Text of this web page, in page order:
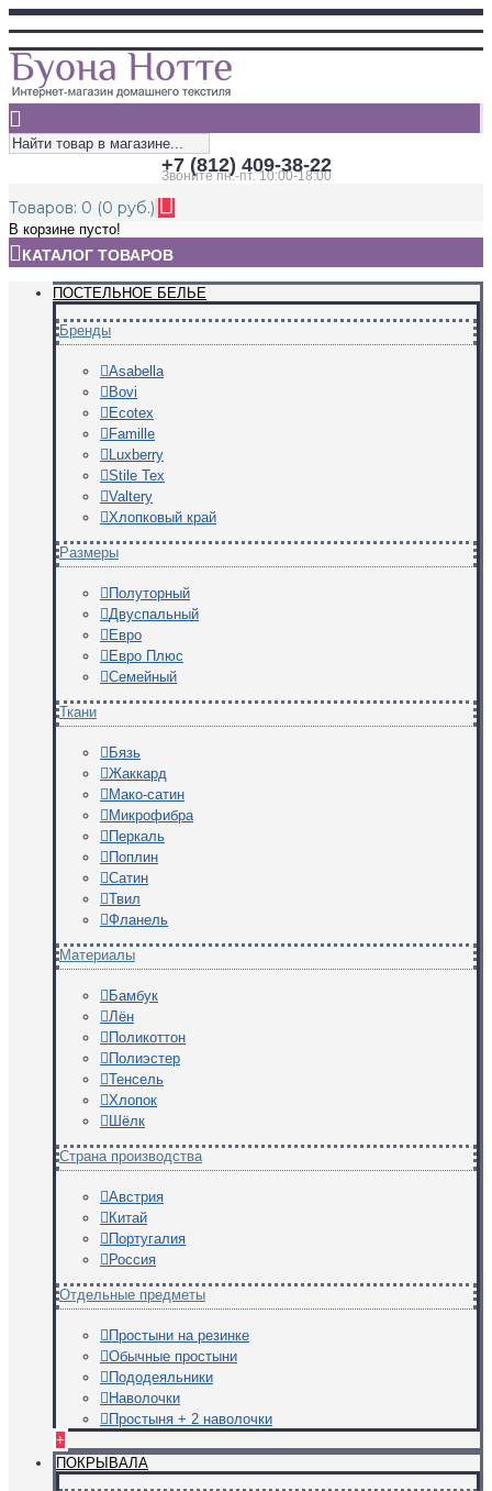
+7 (812) 409-38-22
Звоните пн.-пт. 10:00-18:00
Товаров: 0 (0 руб.)
В корзине пусто!
КАТАЛОГ ТОВАРОВ
ПОСТЕЛЬНОЕ БЕЛЬЕ
Бренды
Asabella
Bovi
Ecotex
Famille
Luxberry
Stile Tex
Valtery
Хлопковый край
Размеры
Полуторный
Двуспальный
Евро
Евро Плюс
Семейный
Ткани
Бязь
Жаккард
Мако-сатин
Микрофибра
Перкаль
Поплин
Сатин
Твил
Фланель
Материалы
Бамбук
Лён
Поликоттон
Полиэстер
Тенсель
Хлопок
Шёлк
Страна производства
Австрия
Китай
Португалия
Россия
Отдельные предметы
Простыни на резинке
Обычные простыни
Пододеяльники
Наволочки
Простыня + 2 наволочки
+
ПОКРЫВАЛА